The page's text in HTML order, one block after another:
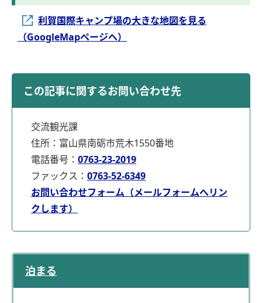
利賀国際キャンプ場の大きな地図を見る
（GoogleMapページへ）
この記事に関するお問い合わせ先
交流観光課
住所：富山県南砺市荒木1550番地
電話番号： 0763-23-2019
ファックス： 0763-52-6349
お問い合わせフォーム（メールフォームへリン
クします）
泊まる